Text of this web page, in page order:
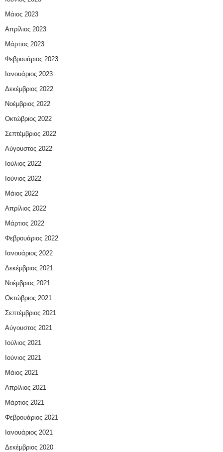
Μάιος 2023
Απρίλιος 2023
Μάρτιος 2023
Φεβρουάριος 2023
Ιανουάριος 2023
Δεκέμβριος 2022
Νοέμβριος 2022
Οκτώβριος 2022
Σεπτέμβριος 2022
Αύγουστος 2022
Ιούλιος 2022
Ιούνιος 2022
Μάιος 2022
Απρίλιος 2022
Μάρτιος 2022
Φεβρουάριος 2022
Ιανουάριος 2022
Δεκέμβριος 2021
Νοέμβριος 2021
Οκτώβριος 2021
Σεπτέμβριος 2021
Αύγουστος 2021
Ιούλιος 2021
Ιούνιος 2021
Μάιος 2021
Απρίλιος 2021
Μάρτιος 2021
Φεβρουάριος 2021
Ιανουάριος 2021
Δεκέμβριος 2020